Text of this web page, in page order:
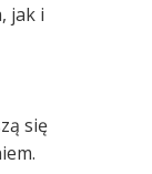
jak i
się